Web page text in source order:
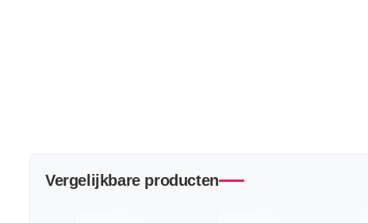
Vergelijkbare producten